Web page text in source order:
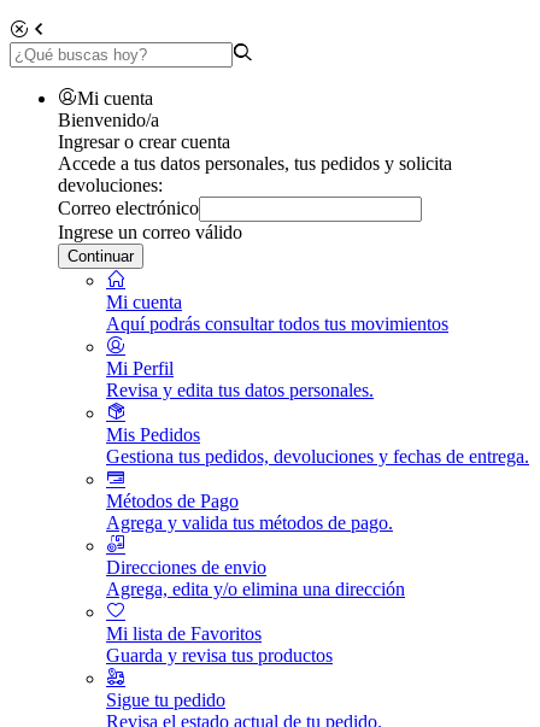
Mi cuenta
Bienvenido/a
Ingresar o crear cuenta
Accede a tus datos personales, tus pedidos y solicita
devoluciones:
Correo electrónico
Ingrese un correo válido
Continuar
Mi cuenta
Aquí podrás consultar todos tus movimientos
Mi Perfil
Revisa y edita tus datos personales.
Mis Pedidos
Gestiona tus pedidos, devoluciones y fechas de entrega.
Métodos de Pago
Agrega y valida tus métodos de pago.
Direcciones de envio
Agrega, edita y/o elimina una dirección
Mi lista de Favoritos
Guarda y revisa tus productos
Sigue tu pedido
Revisa el estado actual de tu pedido.